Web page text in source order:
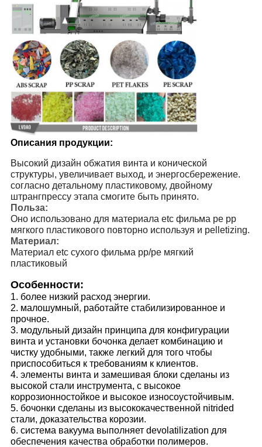
Описания продукции:
Высокий дизайн обжатия винта и конической
структуры, увеличивает выход, и энергосбережение.
согласно детальному пластиковому, двойному
штрангпрессу этапа смогите быть принято.
Польза:
Оно использовано для материала etc фильма pe pp
мягкого пластикового повторно используя и pelletizing.
Материал:
Материал etc сухого фильма pp/pe мягкий
пластиковый
Особенности:
1. более низкий расход энергии.
2. малошумный, работайте стабилизированное и
прочное.
3. модульный дизайн принципа для конфигурации
винта и установки бочонка делает комбинацию и
чистку удобными, также легкий для того чтобы
приспособиться к требованиям к клиентов.
4. элементы винта и замешивая блоки сделаны из
высокой стали инструмента, с высокое
коррозионностойкое и высокое износоустойчивым.
5. бочонки сделаны из высококачественной nitrided
стали, доказательства корозии.
6. система вакуума выполняет devolatilization для
обеспечения качества обработки полимеров.